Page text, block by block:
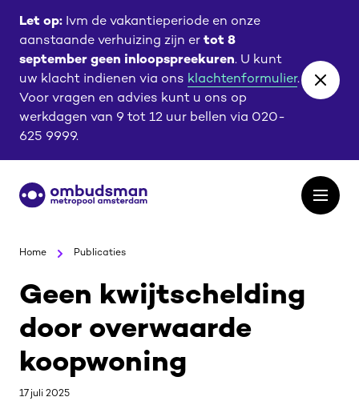
Let op: Ivm de vakantieperiode en onze
aanstaande verhuizing zijn er tot 8
september geen inloopspreekuren. U kunt
uw klacht indienen via ons klachtenformulier.
Voor vragen en advies kunt u ons op
werkdagen van 9 tot 12 uur bellen via 020-
625 9999.
Close
naar
content
naar
footer
Ga
naar
homepagina
Open
Home Publicaties
Geen kwijtschelding
door overwaarde
koopwoning
17 juli 2025